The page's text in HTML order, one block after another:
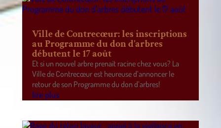
Ville de Contrecœur: les inscriptions
au Programme du don d’arbres
débutent le 17 août
Et si un nouvel arbre prenait racine chez vous? La
Ville de Contrecœur est heureuse d’annoncer le
retour de son Programme du don d’arbres!
lire plus